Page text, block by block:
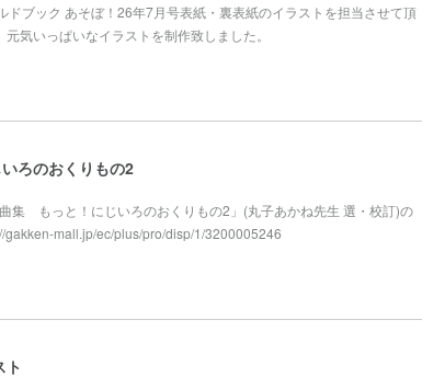
ブック あそぼ！26年7月号表紙・裏表紙のイラストを担当させて頂
気いっぱいなイラストを制作致しました。
ろのおくりもの2
集 もっと！にじいろのおくりもの2」(丸子あかね先生 選・校訂)の
gakken-mall.jp/ec/plus/pro/disp/1/3200005246